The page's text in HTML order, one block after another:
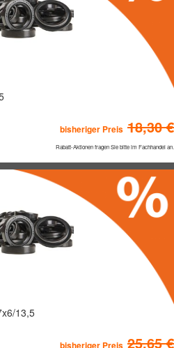
bisheriger Preis 18,30 €
Rabatt-Aktionen fragen Sie bitte im Fachhandel an.
13,5
bisheriger Preis 25,65 €